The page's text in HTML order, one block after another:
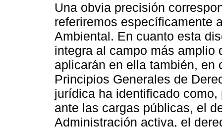
Una obvia precisión
referiremos específicamente
Ambiental. En cuanto esta
integra al campo más amplio
aplicarán en ella también, en
Principios Generales de
jurídica ha identificado
ante las cargas públicas, el
Administración activa, el